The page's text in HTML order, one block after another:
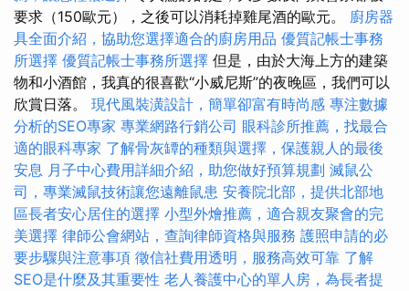
要求（150歐元），之後可以消耗掉雞尾酒的歐元。 廚房器
具全面介紹，協助您選擇適合的廚房用品 優質記帳士事務
所選擇 優質記帳士事務所選擇 但是，由於大海上方的建築
物和小酒館，我真的很喜歡“小威尼斯”的夜晚區，我們可以
欣賞日落。 現代風裝潢設計，簡單卻富有時尚感 專注數據
分析的SEO專家 專業網路行銷公司 眼科診所推薦，找最合
適的眼科專家 了解骨灰罈的種類與選擇，保護親人的最後
安息 月子中心費用詳細介紹，助您做好預算規劃 滅鼠公
司，專業滅鼠技術讓您遠離鼠患 安養院北部，提供北部地
區長者安心居住的選擇 小型外燴推薦，適合親友聚會的完
美選擇 律師公會網站，查詢律師資格與服務 護照申請的必
要步驟與注意事項 徵信社費用透明，服務高效可靠 了解
SEO是什麼及其重要性 老人養護中心的單人房，為長者提